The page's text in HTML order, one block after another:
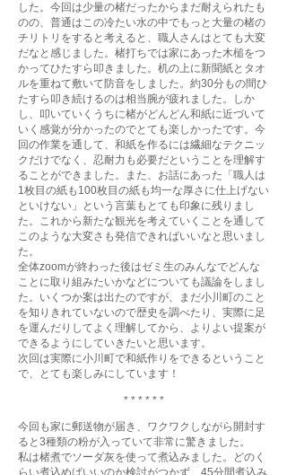
した。今回は少量の楮だったからまだ耐えられたも
のの、普通はこの冷たい水の中でもっと大量の楮の
チリトリをすると考えると、職人さんはとても大変
だなと感じました。楮打ちでは家にあった木槌をつ
かってひたすら叩きました。机の上に新聞紙とタオ
ルを重ねて敷いて防音をしました。約30分もの間ひ
たすら叩き続けるのは相当腕が疲れました。しか
し、叩いていくうちに楮がどんどん和紙に近づいて
いく感覚が分かったのでとても楽しかったです。今
回の作業を通して、和紙を作るには繊細なテクニッ
クだけでなく、忍耐力も必要だということを理解す
ることができました。また、お話にあった「職人は
1枚目の紙も100枚目の紙も均一な厚さに仕上げない
といけない」という言葉もとても印象に残りまし
た。これから新たな観光を考えていくことを通して
このような大変さも発信できればいいなと思いまし
た。
全体zoomが終わった後はゼミ生のみんなでどんな
ことに取り組みたいかなどについても議論をしまし
た。いくつか案は出たのですが、まだ小川町のこと
を知りきれていないので歴史を調べたり、実際に足
を運んだりしてよく理解してから、よりよい提案が
できるようにしていきたいと思います。
次回は実際に小川町で和紙作りをできるということ
で、とても楽しみにしています！
* * * * * *
今回も家に郵送物が届き、ワクワクしながら開封す
ると3種類の粉が入っていて非常に驚きました。
私は楮煮でソーダ灰を使って煮込みました。どのく
らい煮込めばいいのか検討がつかず、45分間煮込み